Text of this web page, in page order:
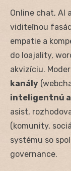
Online chat, AI
viditeľnou
empatie a
do loajality,
akvizíciu.
kanály
inteligentnú
asist,
(komunity,
systému so
governance.